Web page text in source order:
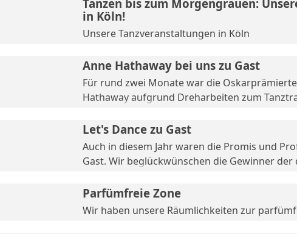
Tanzen bis zum Morgengrauen:
in Köln!
Unsere Tanzveranstaltungen in Köln
Anne Hathaway bei uns zu Gast
Für rund zwei Monate war die
Hathaway aufgrund Dreharbeiten zum
Let's Dance zu Gast
Auch in diesem Jahr waren die Promis und
Gast. Wir beglückwünschen die Gewinner der
Parfümfreie Zone
Wir haben unsere Räumlichkeiten zur